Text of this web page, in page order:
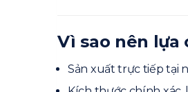
Vì sao nên lựa
Sản xuất trực tiếp tại